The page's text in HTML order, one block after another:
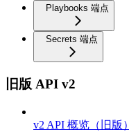
Playbooks 端点
Secrets 端点
旧版 API v2
v2 API 概览（旧版）